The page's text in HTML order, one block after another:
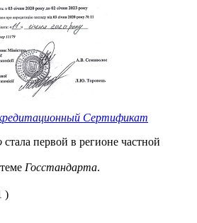
Сертификат
стала первой в регионе частной
Госстандарта.
)